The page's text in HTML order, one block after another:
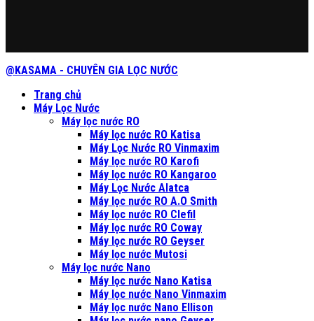
@KASAMA - CHUYÊN GIA LỌC NƯỚC
Trang chủ
Máy Lọc Nước
Máy lọc nước RO
Máy lọc nước RO Katisa
Máy Lọc Nước RO Vinmaxim
Máy lọc nước RO Karofi
Máy lọc nước RO Kangaroo
Máy Lọc Nước Alatca
Máy lọc nước RO A.O Smith
Máy lọc nước RO Clefil
Máy lọc nước RO Coway
Máy lọc nước RO Geyser
Máy lọc nước Mutosi
Máy lọc nước Nano
Máy lọc nước Nano Katisa
Máy lọc nước Nano Vinmaxim
Máy lọc nước Nano Ellison